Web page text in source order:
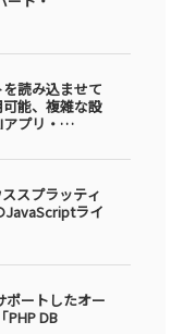
読み込ませて
能、複雑な設
プリ・
スプラッティ
JavaScriptライ
ートしたオー
PHP DB